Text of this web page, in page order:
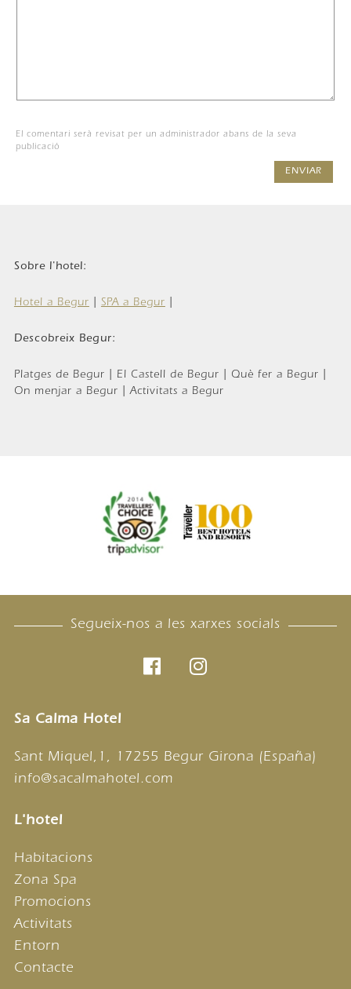
El comentari serà revisat per un administrador abans de la seva
publicació
ENVIAR
Sobre l'hotel:
Hotel a Begur| SPA a Begur|
Descobreix Begur:
Platges de Begur | El Castell de Begur | Què fer a Begur |
On menjar a Begur | Activitats a Begur
Segueix-nos a les xarxes socials
Sa Calma Hotel
Sant Miquel,1, 17255 Begur Girona (España)
info@sacalmahotel.com
L'hotel
Habitacions
Zona Spa
Promocions
Activitats
Entorn
Contacte